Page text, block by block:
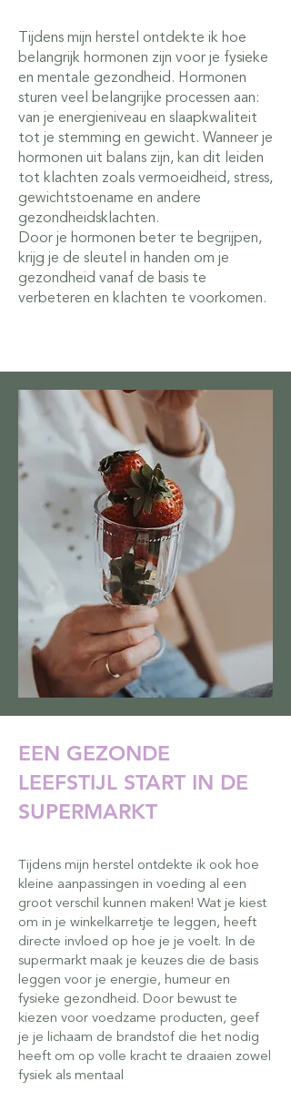
Tijdens mijn herstel ontdekte ik hoe
belangrijk hormonen zijn voor je fysieke
en mentale gezondheid. Hormonen
sturen veel belangrijke processen aan:
van je energieniveau en slaapkwaliteit
tot je stemming en gewicht. Wanneer je
hormonen uit balans zijn, kan dit leiden
tot klachten zoals vermoeidheid, stress,
gewichtstoename en andere
gezondheidsklachten.
Door je hormonen beter te begrijpen,
krijg je de sleutel in handen om je
gezondheid vanaf de basis te
verbeteren en klachten te voorkomen.
EEN GEZONDE
LEEFSTIJL START IN DE
SUPERMARKT
Tijdens mijn herstel ontdekte ik ook hoe
kleine aanpassingen in voeding al een
groot verschil kunnen maken! Wat je kiest
om in je winkelkarretje te leggen, heeft
directe invloed op hoe je je voelt. In de
supermarkt maak je keuzes die de basis
leggen voor je energie, humeur en
fysieke gezondheid. Door bewust te
kiezen voor voedzame producten, geef
je je lichaam de brandstof die het nodig
heeft om op volle kracht te draaien zowel
fysiek als mentaal